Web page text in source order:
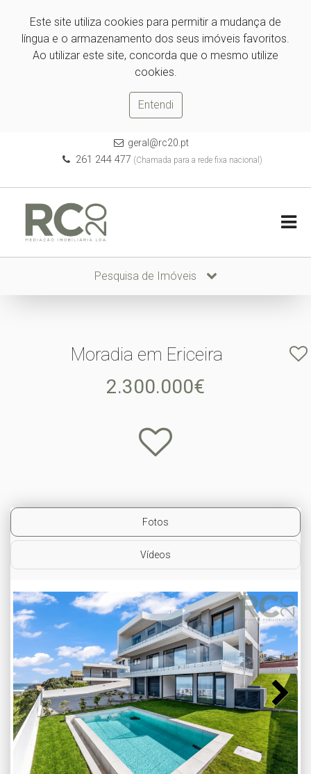
Este site utiliza cookies para permitir a mudança de
língua e o armazenamento dos seus imóveis favoritos.
Ao utilizar este site, concorda que o mesmo utilize
cookies.
Entendi
geral@rc20.pt
261 244 477 (Chamada para a rede fixa nacional)
Pesquisa de Imóveis
Moradia em Ericeira
2.300.000€
Fotos
Vídeos
Next